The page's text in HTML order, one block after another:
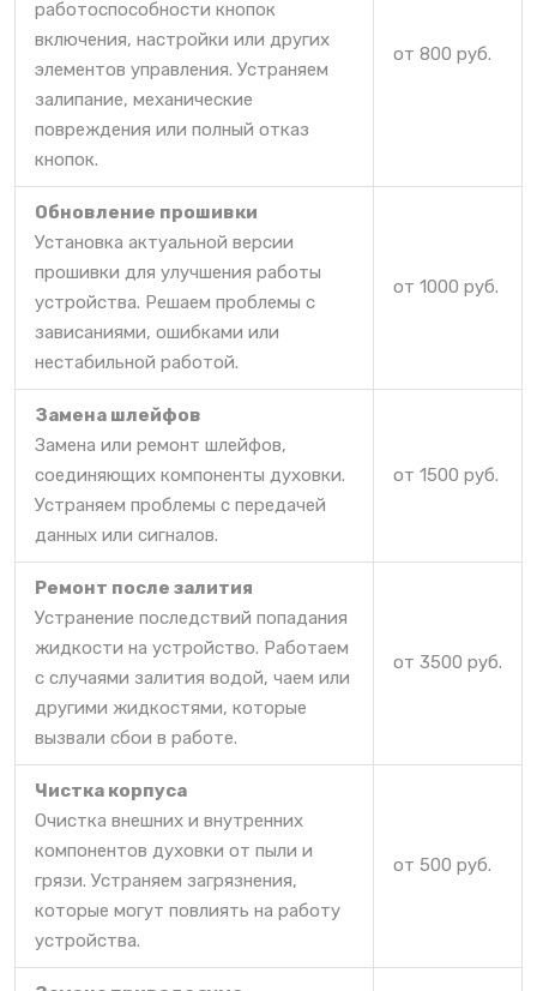
работоспособности кнопок
включения, настройки или других
элементов управления. Устраняем
залипание, механические
повреждения или полный отказ
кнопок.
от 800 руб.
Обновление прошивки
Установка актуальной версии
прошивки для улучшения работы
устройства. Решаем проблемы с
зависаниями, ошибками или
нестабильной работой.
от 1000 руб.
Замена шлейфов
Замена или ремонт шлейфов,
соединяющих компоненты духовки.
Устраняем проблемы с передачей
данных или сигналов.
от 1500 руб.
Ремонт после залития
Устранение последствий попадания
жидкости на устройство. Работаем
с случаями залития водой, чаем или
другими жидкостями, которые
вызвали сбои в работе.
от 3500 руб.
Чистка корпуса
Очистка внешних и внутренних
компонентов духовки от пыли и
грязи. Устраняем загрязнения,
которые могут повлиять на работу
устройства.
от 500 руб.